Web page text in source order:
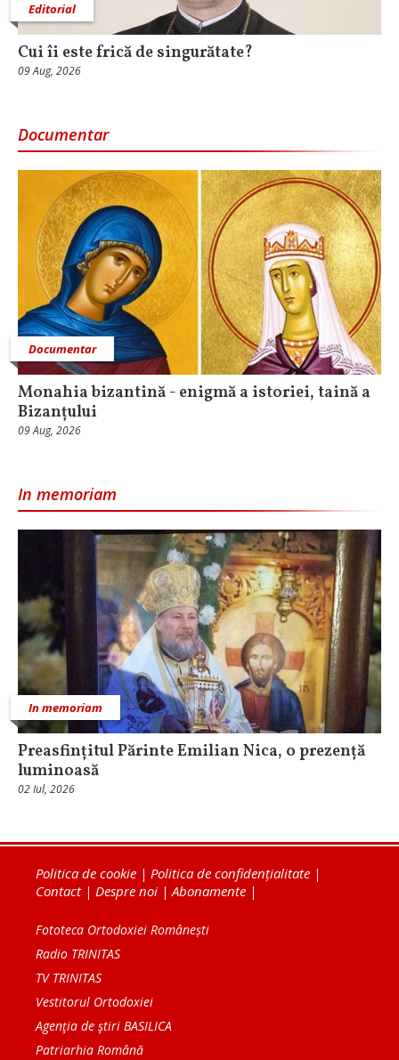
Editorial
Cui îi este frică de singurătate?
09 Aug, 2026
Documentar
Documentar
Monahia bizantină - enigmă a istoriei, taină a
Bizanțului
09 Aug, 2026
In memoriam
In memoriam
Preasfințitul Părinte Emilian Nica, o prezență
luminoasă
02 Iul, 2026
Politica de cookie | Politica de confidențialitate |
Contact| Despre noi |Abonamente |
Fototeca Ortodoxiei Românești
Radio TRINITAS
TV TRINITAS
Vestitorul Ortodoxiei
Agenţia de ştiri BASILICA
Patriarhia Română